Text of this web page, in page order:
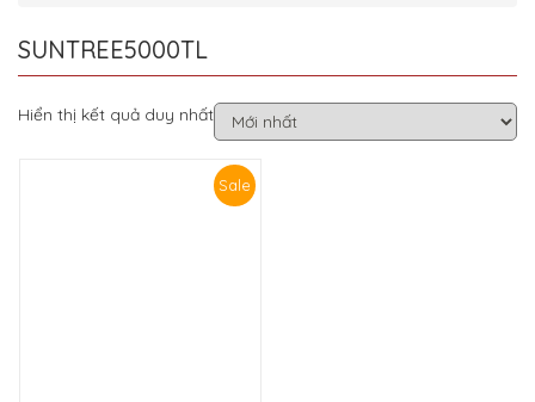
SUNTREE5000TL
Hiển thị kết quả duy nhất
Sale